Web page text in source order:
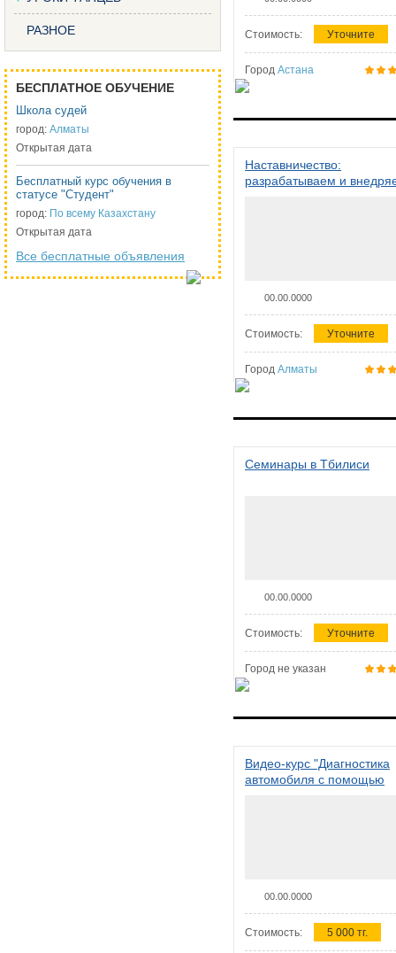
РАЗНОЕ
БЕСПЛАТНОЕ ОБУЧЕНИЕ
Школа судей
город: Алматы
Открытая дата
Бесплатный курс обучения в
статусе "Студент"
город: По всему Казахстану
Открытая дата
Все бесплатные объявления
Стоимость: Уточните
Город Астана
Наставничество:
разрабатываем и
00.00.0000
Стоимость: Уточните
Город Алматы
Семинары в Тбилиси
00.00.0000
Стоимость: Уточните
Город не указан
Видео-курс "Диагностика
автомобиля с помощью
00.00.0000
Стоимость: 5 000 тг.